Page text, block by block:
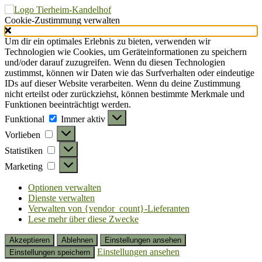
Cookie-Zustimmung verwalten
Um dir ein optimales Erlebnis zu bieten, verwenden wir
Technologien wie Cookies, um Geräteinformationen zu speichern
und/oder darauf zuzugreifen. Wenn du diesen Technologien
zustimmst, können wir Daten wie das Surfverhalten oder eindeutige
IDs auf dieser Website verarbeiten. Wenn du deine Zustimmung
nicht erteilst oder zurückziehst, können bestimmte Merkmale und
Funktionen beeinträchtigt werden.
Funktional
Funktional
Immer aktiv
Vorlieben
Vorlieben
Statistiken Statistiken
Marketing Marketing
Optionen verwalten
Dienste verwalten
Verwalten von {vendor_count}-Lieferanten
Lese mehr über diese Zwecke
Akzeptieren Ablehnen
Einstellungen ansehen
Einstellungen speichern
Einstellungen ansehen